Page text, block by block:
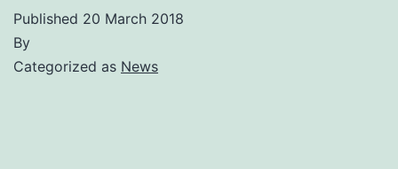
Published 20 March 2018
By
Categorized as News